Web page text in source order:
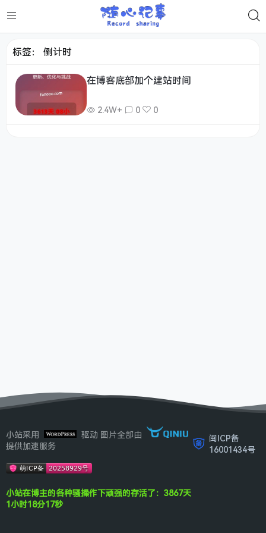
标签： 倒计时
在博客底部加个建站时间
2.4W+ 0 0
小站采用
驱动 图片全部由
提供加速服务
小站在博主的各种骚操作下顽强的存活了：3867天
1小时18分17秒
闽ICP备
16001434号